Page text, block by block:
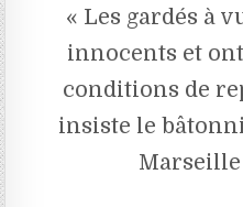
« Les gardés à
innocents et
conditions de
insiste le